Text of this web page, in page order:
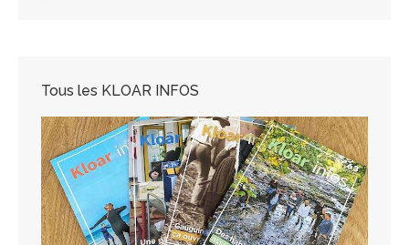
Tous les KLOAR INFOS